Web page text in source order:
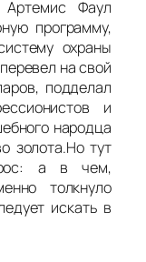
Фаул
программу,
охраны
на свой
подделал
и
народца
золота.Но тут
а в чем,
толкнуло
искать в